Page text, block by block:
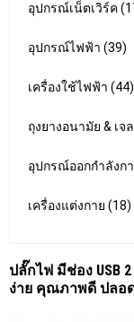
อุปกรณ์เน็ตเวิร์ค
อุปกรณ์ไฟฟ้า (39)
เครื่องใช้ไฟฟ้า (44)
ถุงยางอนามัย & เ
อุปกรณ์ออกกำลังก
เครื่องแต่งกาย (18)
ปลั๊กไฟ มีช่อง USB
ง่าย คุณภาพดี ปลอ